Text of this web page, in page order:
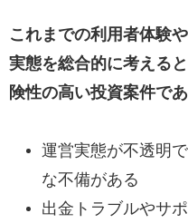
これまでの利用者体験
実態を総合的に考える
険性の高い投資案件で
運営実態が不透明
な不備がある
出金トラブルやサ